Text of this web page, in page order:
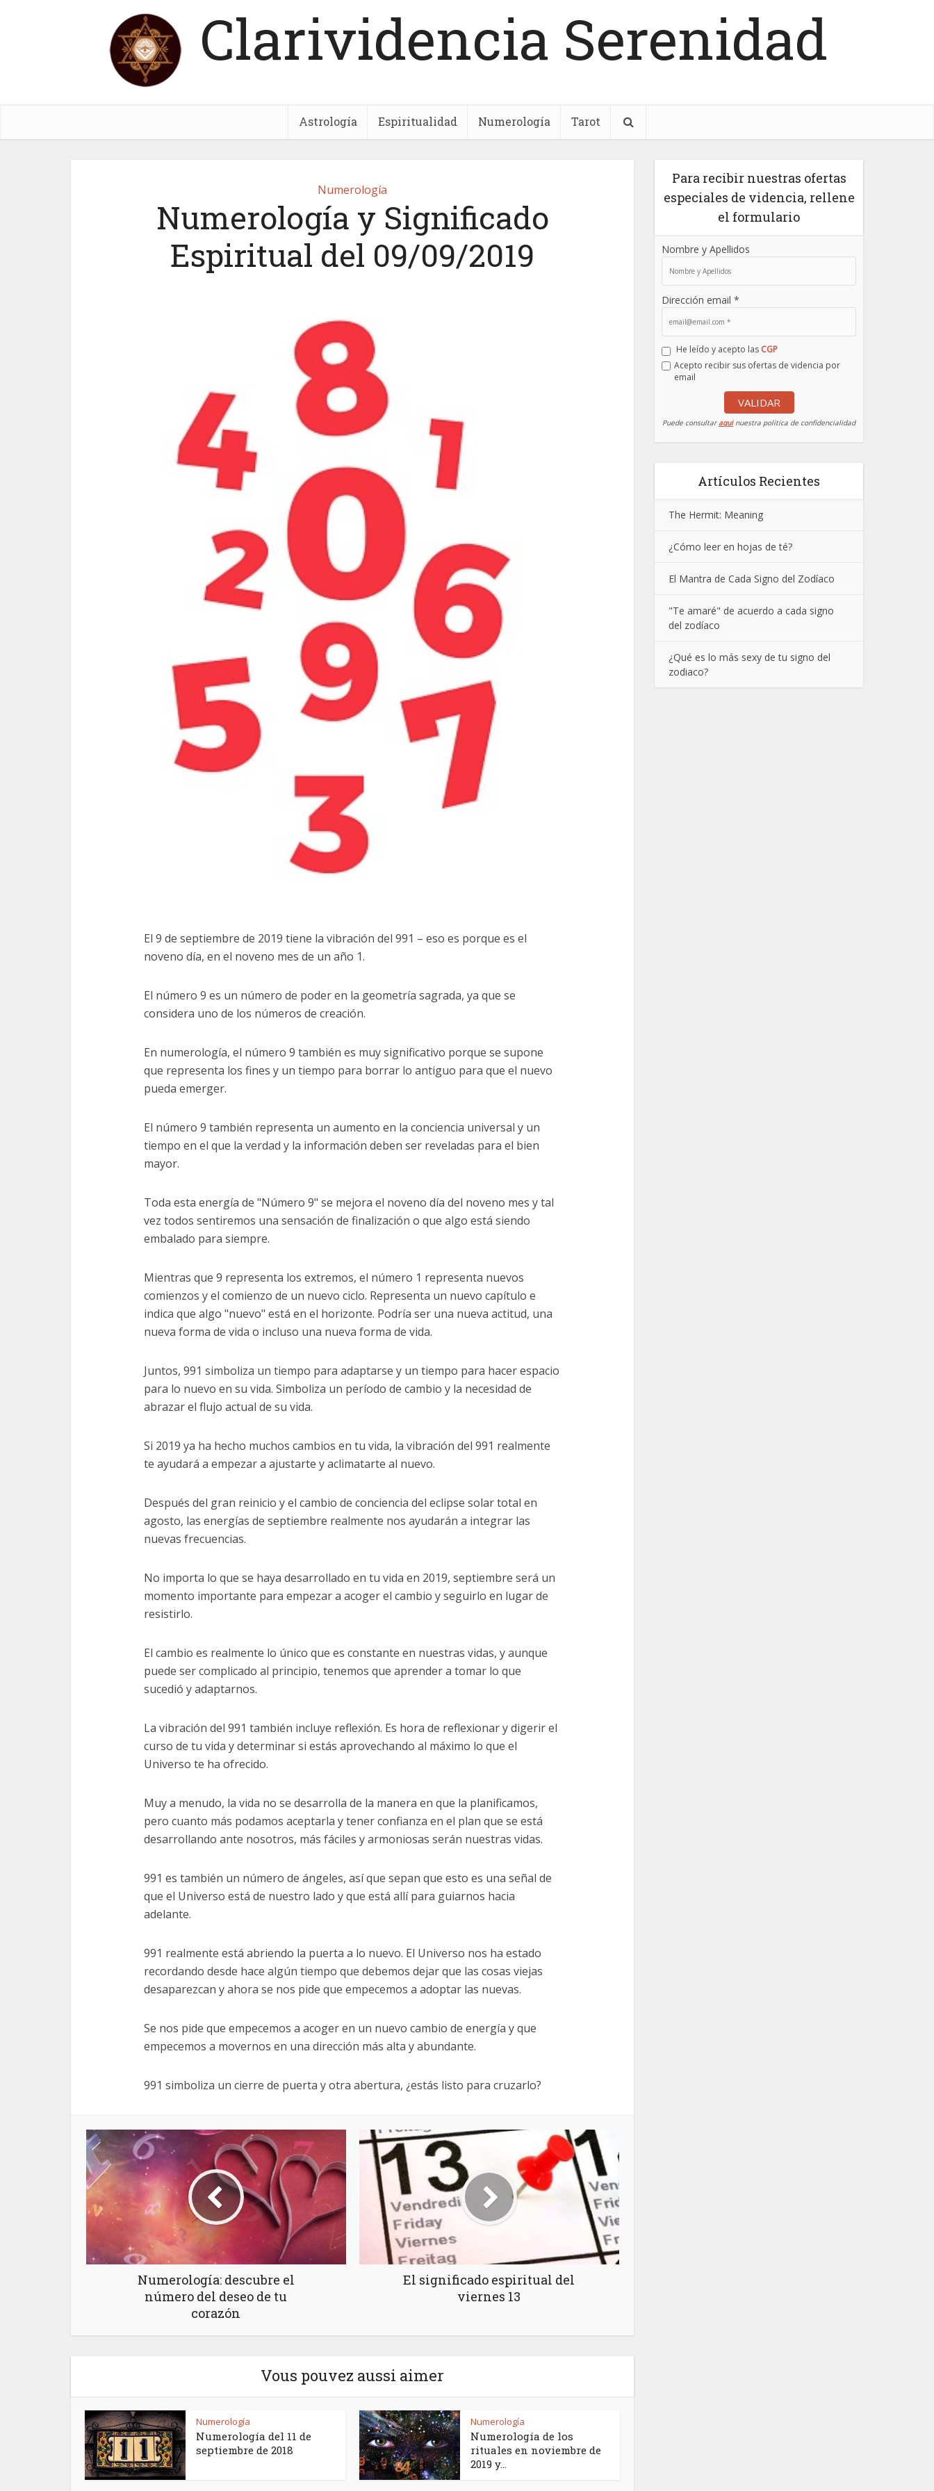
Clarividencia Serenidad
Astrología Espiritualidad Numerología Tarot
Numerología
Numerología y Significado
Espiritual del 09/09/2019
El 9 de septiembre de 2019 tiene la vibración del 991 – eso es porque es el
noveno día, en el noveno mes de un año 1.
El número 9 es un número de poder en la geometría sagrada, ya que se
considera uno de los números de creación.
En numerología, el número 9 también es muy significativo porque se supone
que representa los fines y un tiempo para borrar lo antiguo para que el nuevo
pueda emerger.
El número 9 también representa un aumento en la conciencia universal y un
tiempo en el que la verdad y la información deben ser reveladas para el bien
mayor.
Toda esta energía de "Número 9" se mejora el noveno día del noveno mes y tal
vez todos sentiremos una sensación de finalización o que algo está siendo
embalado para siempre.
Mientras que 9 representa los extremos, el número 1 representa nuevos
comienzos y el comienzo de un nuevo ciclo. Representa un nuevo capítulo e
indica que algo "nuevo" está en el horizonte. Podría ser una nueva actitud, una
nueva forma de vida o incluso una nueva forma de vida.
Juntos, 991 simboliza un tiempo para adaptarse y un tiempo para hacer espacio
para lo nuevo en su vida. Simboliza un período de cambio y la necesidad de
abrazar el flujo actual de su vida.
Si 2019 ya ha hecho muchos cambios en tu vida, la vibración del 991 realmente
te ayudará a empezar a ajustarte y aclimatarte al nuevo.
Después del gran reinicio y el cambio de conciencia del eclipse solar total en
agosto, las energías de septiembre realmente nos ayudarán a integrar las
nuevas frecuencias.
No importa lo que se haya desarrollado en tu vida en 2019, septiembre será un
momento importante para empezar a acoger el cambio y seguirlo en lugar de
resistirlo.
El cambio es realmente lo único que es constante en nuestras vidas, y aunque
puede ser complicado al principio, tenemos que aprender a tomar lo que
sucedió y adaptarnos.
La vibración del 991 también incluye reflexión. Es hora de reflexionar y digerir el
curso de tu vida y determinar si estás aprovechando al máximo lo que el
Universo te ha ofrecido.
Muy a menudo, la vida no se desarrolla de la manera en que la planificamos,
pero cuanto más podamos aceptarla y tener confianza en el plan que se está
desarrollando ante nosotros, más fáciles y armoniosas serán nuestras vidas.
991 es también un número de ángeles, así que sepan que esto es una señal de
que el Universo está de nuestro lado y que está allí para guiarnos hacia
adelante.
991 realmente está abriendo la puerta a lo nuevo. El Universo nos ha estado
recordando desde hace algún tiempo que debemos dejar que las cosas viejas
desaparezcan y ahora se nos pide que empecemos a adoptar las nuevas.
Se nos pide que empecemos a acoger en un nuevo cambio de energía y que
empecemos a movernos en una dirección más alta y abundante.
991 simboliza un cierre de puerta y otra abertura, ¿estás listo para cruzarlo?
Numerología: descubre el
número del deseo de tu
corazón
El significado espiritual del
viernes 13
Vous pouvez aussi aimer
Numerología
Numerología del 11 de
septiembre de 2018
Numerología
Numerología de los
rituales en noviembre de
2019 y...
Para recibir nuestras ofertas
especiales de videncia, rellene
el formulario
Nombre y Apellidos
Dirección email *
He leído y acepto las CGP
Acepto recibir sus ofertas de videncia por
email
VALIDAR
Puede consultaraquinuestra política de confidencialidad
Artículos Recientes
The Hermit: Meaning
¿Cómo leer en hojas de té?
El Mantra de Cada Signo del Zodíaco
"Te amaré" de acuerdo a cada signo
del zodíaco
¿Qué es lo más sexy de tu signo del
zodiaco?